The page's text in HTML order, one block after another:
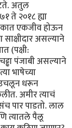
अतुल
ते २०१८ ह्या
एकजीव होऊन
असल्याने
(पक्षी:
पंजाबी असल्याने
भाषेच्या
उचलून धरून
अमीर त्याचं
पार पाडतो. लाल
त्यातले पैलू